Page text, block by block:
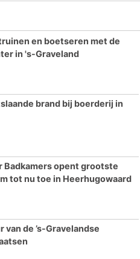
en boetseren met de
in 's-Graveland
brand bij boerderij in
Badkamers opent grootste
tot nu toe in Heerhugowaard
van de ’s-Gravelandse